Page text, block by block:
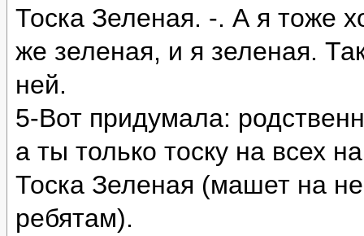
Тоска Зеленая. -. А я тоже
же зеленая, и я зеленая.
ней.
5-Вот придумала:
а ты только тоску на всех
Тоска Зеленая (машет на
ребятам).